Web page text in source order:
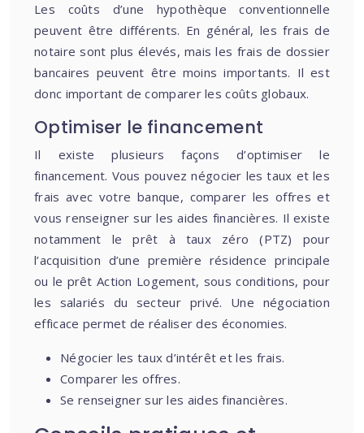
Les coûts d’une hypothèque conventionnelle
peuvent être différents. En général, les frais de
notaire sont plus élevés, mais les frais de dossier
bancaires peuvent être moins importants. Il est
donc important de comparer les coûts globaux.
Optimiser le financement
Il existe plusieurs façons d’optimiser le
financement. Vous pouvez négocier les taux et les
frais avec votre banque, comparer les offres et
vous renseigner sur les aides financières. Il existe
notamment le prêt à taux zéro (PTZ) pour
l’acquisition d’une première résidence principale
ou le prêt Action Logement, sous conditions, pour
les salariés du secteur privé. Une négociation
efficace permet de réaliser des économies.
Négocier les taux d’intérêt et les frais.
Comparer les offres.
Se renseigner sur les aides financières.